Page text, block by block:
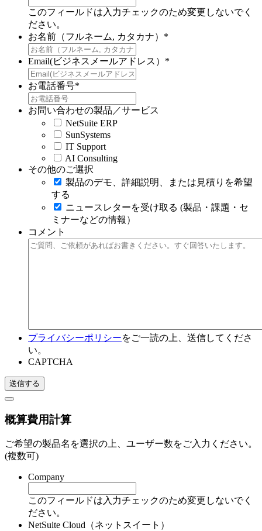
このフィールドは入力チェックのため変更しないでく
ださい。
お名前（フルネーム, カタカナ） *
Email(ビジネスメールアドレス） *
お電話番号*
お問い合わせの製品／サービス
NetSuite ERP
SunSystems
IT Support
AI Consulting
その他のご選択
製品のデモ、詳細説明、または見積りを希望
する
ニュースレターを受け取る (製品・課題・セ
ミナーなどの情報）
コメント
プライバシーポリシーをご一読の上、送信してくださ
い。
CAPTCHA
概算費用計算
ご希望の製品名を選択の上、ユーザー数をご入力ください。
(複数可)
Company
このフィールドは入力チェックのため変更しないでく
ださい。
NetSuite Cloud（ネットスイート）